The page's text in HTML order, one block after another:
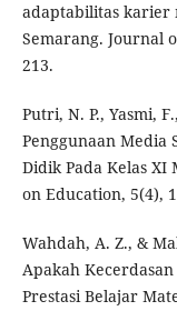
adaptabilitas karier
Semarang. Journal
213.
Putri, N. P., Yasmi,
Penggunaan Media
Didik Pada Kelas XI
on Education, 5(4),
Wahdah, A. Z., &
Apakah
Prestasi Belajar